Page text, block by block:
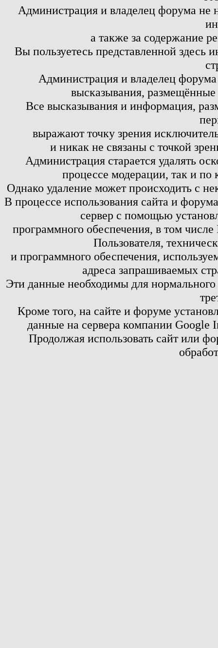
Администрация и владелец форума не
а также за содержание
Вы пользуетесь представленной здесь
Администрация и владелец
высказывания,
Все высказывания и информация,
выражают точку зрения
и никак не связаны с точкой
Администрация старается удалять
процессе модерации, так и по
Однако удаление может происходить с
В процессе использования сайта и
сервер с помощью
программного обеспечения, в том
Пользователя,
и программного обеспечения,
адреса запрашиваемых
Эти данные необходимы для
Кроме того, на сайте и форуме
данные на сервера компании
Продолжая использовать сайт или